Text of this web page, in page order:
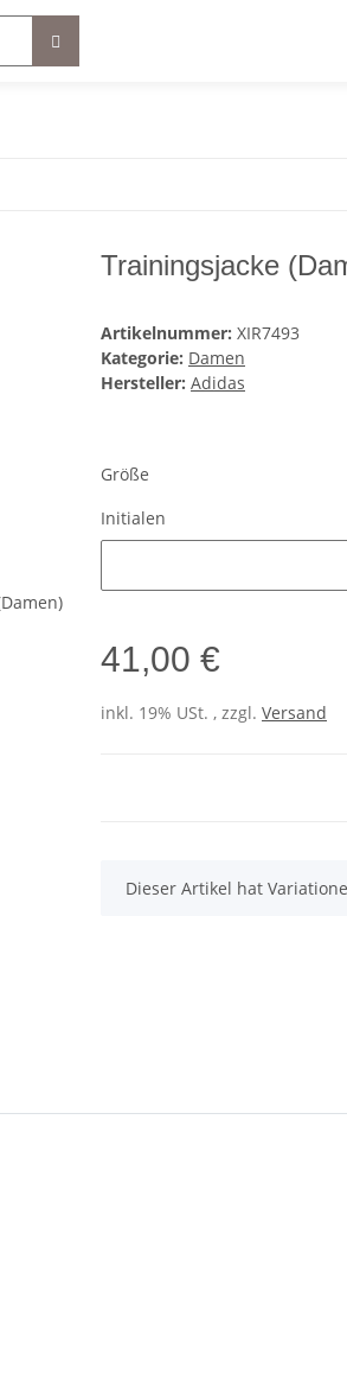
Trainingsjacke
Artikelnummer: XIR7493
Kategorie: Damen
Hersteller: Adidas
Größe
Initialen
41,00 €
inkl. 19% USt. , zzgl. Versand
x
Dieser Artikel hat